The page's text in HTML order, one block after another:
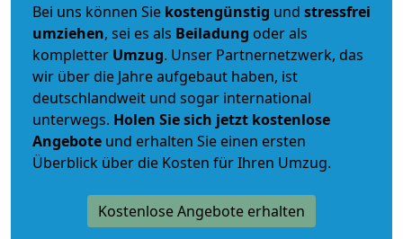
Bei uns können Sie kostengünstig und stressfrei
umziehen, sei es als Beiladung oder als
kompletter Umzug. Unser Partnernetzwerk, das
wir über die Jahre aufgebaut haben, ist
deutschlandweit und sogar international
unterwegs. Holen Sie sich jetzt kostenlose
Angebote und erhalten Sie einen ersten
Überblick über die Kosten für Ihren Umzug.
Kostenlose Angebote erhalten